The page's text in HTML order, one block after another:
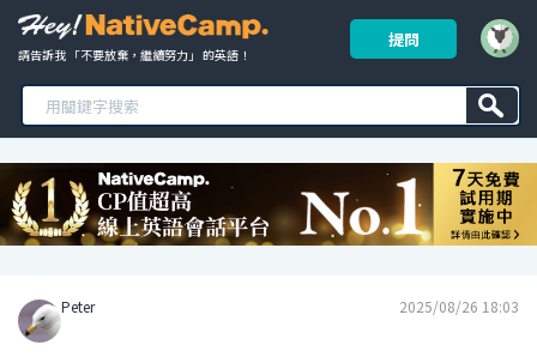
請告訴我 「不要放棄，繼續努力」 的英語！
提問
Peter 2025/08/26 18:03